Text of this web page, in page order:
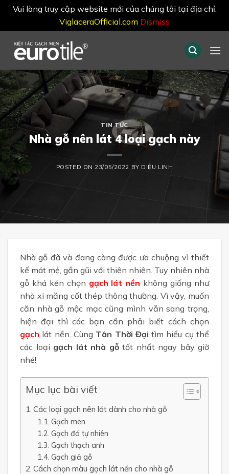
Vui lòng truy cập website mới của chúng tôi tại địa chỉ:
ViglaceraOfficial.com Dismiss
content
TIN TỨC
Nhà gỗ nên lát 4 loại gạch này
POSTED ON 23/05/2022 BY DIỆU LINH
Nhà gỗ đã và đang càng được ưa chuộng vì thiết
kế mát mẻ, gần gũi với thiên nhiên. Tuy nhiên nhà
gỗ khá kén chọn gạch lát nền không giống như
nhà xi măng cốt thép thông thường. Vì vậy, muốn
căn nhà gỗ mộc mạc cũng mình vẫn sang trọng,
hiện đại thì các bạn cần phải biết cách chọn
gạch lát nền. Cùng Tân Thời Đại tìm hiểu cụ thể
các loại gạch lát nhà gỗtốt nhất ngay bây giờ
nhé!
Mục lục bài viết
Các loại gạch nên lát dành cho nhà gỗ
Gạch men
Gạch đá tự nhiên
Gạch thạch anh
Gạch giả gỗ
Cách chọn màu gạch lát nền cho nhà gỗ